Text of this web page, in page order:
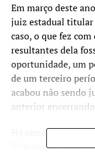
Em março deste
juiz estadual titular
caso, o que fez
resultantes dela
oportunidade, um
de um terceiro
acabou não sendo
anterior
Há cerca de dois
Tribunal de